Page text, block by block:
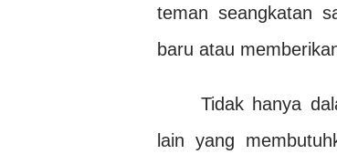
teman seangkatan
baru atau
Tidak hanya
lain yang